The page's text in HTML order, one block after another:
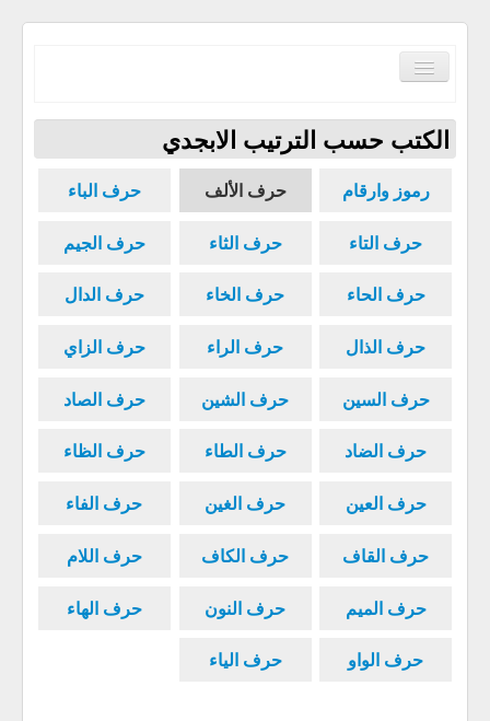
Toggle
Navigation
الصفحة الرئيسية
الكتب حسب الترتيب الابجدي
مكتبة القرآن الكريم
سياسة الموقع
الكتب حسب الترتيب الابجدي
رموز وارقام حرف الألف حرف الباء
حرف التاء حرف الثاء حرف الجيم
حرف الحاء حرف الخاء حرف الدال
حرف الذال حرف الراء حرف الزاي
حرف السين حرف الشين حرف الصاد
حرف الضاد حرف الطاء حرف الظاء
حرف العين حرف الغين حرف الفاء
حرف القاف حرف الكاف حرف اللام
حرف الميم حرف النون حرف الهاء
حرف الواو حرف الياء